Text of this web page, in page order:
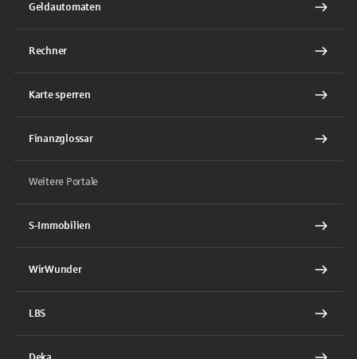
Geldautomaten
Rechner
Karte sperren
Finanzglossar
Weitere Portale
S-Immobilien
WirWunder
LBS